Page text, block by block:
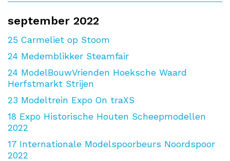
september 2022
25 Carmeliet op Stoom
24 Medemblikker Steamfair
24 ModelBouwVrienden Hoeksche Waard
Herfstmarkt Strijen
23 Modeltrein Expo On traXS
18 Expo Historische Houten Scheepmodellen
2022
17 Internationale Modelspoorbeurs Noordspoor
2022